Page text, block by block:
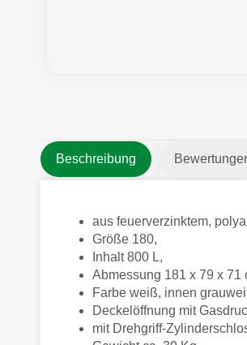
Beschreibung
aus feuerverzinktem,
Größe 180,
Inhalt 800 L,
Abmessung 181 x 79 x 71
Farbe weiß, innen
Deckelöffnung mit
mit Drehgriff-